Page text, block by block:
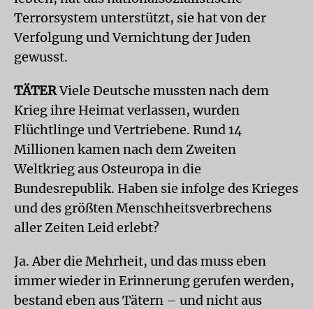
Terrorsystem unterstützt, sie hat von der
Verfolgung und Vernichtung der Juden
gewusst.
TÄTERViele Deutsche mussten nach dem
Krieg ihre Heimat verlassen, wurden
Flüchtlinge und Vertriebene. Rund 14
Millionen kamen nach dem Zweiten
Weltkrieg aus Osteuropa in die
Bundesrepublik. Haben sie infolge des Krieges
und des größten Menschheitsverbrechens
aller Zeiten Leid erlebt?
Ja. Aber die Mehrheit, und das muss eben
immer wieder in Erinnerung gerufen werden,
bestand eben aus Tätern – und nicht aus